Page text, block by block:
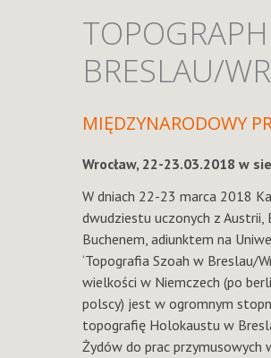
BRESLAU/
MIĘDZYNARODOWY
Wrocław, 22-23.03.2018 w
W dniach 22-23 marca 2018
dwudziestu uczonych z
Buchenem, adiunktem na
‘Topografia Szoah w Breslau/
wielkości w Niemczech (po
polscy) jest w ogromnym
topografię Holokaustu w
Żydów do prac przymusowych